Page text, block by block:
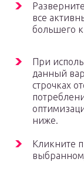
все
большего
При
данный
строчках
ниже.
Кликните